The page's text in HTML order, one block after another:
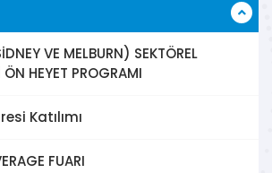
VE MELBURN) SEKTÖREL
ÖN HEYET PROGRAMI
Katılımı
FUARI